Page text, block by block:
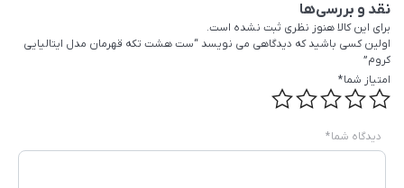
نقد و بررسی‌ها
برای این کالا هنوز نظری ثبت نشده است.
اولین کسی باشید که دیدگاهی می نویسد “ست هشت تکه قهرمان مدل ایتالیایی
کروم”
امتیاز شما*
دیدگاه شما*